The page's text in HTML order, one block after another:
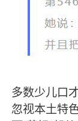
多数少儿口
忽视本土特